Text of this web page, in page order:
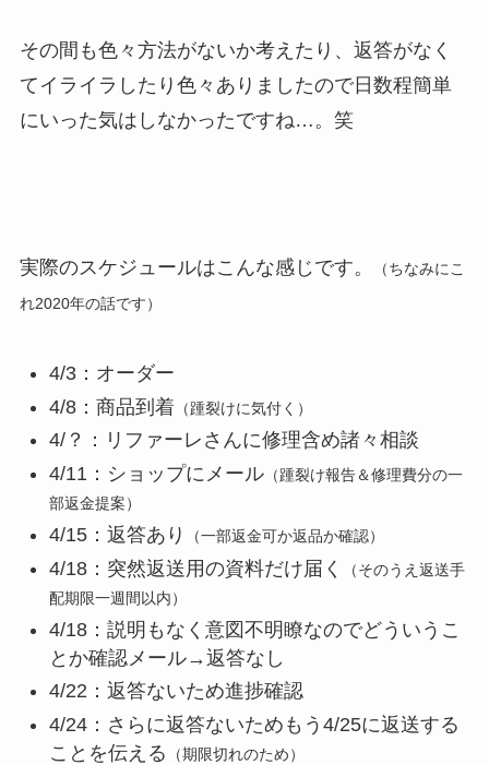
その間も色々方法がないか考えたり、返答がなく
てイライラしたり色々ありましたので日数程簡単
にいった気はしなかったですね…。笑
実際のスケジュールはこんな感じです。
（ちなみにこ
れ2020年の話です）
4/3：オーダー
4/8：商品到着（踵裂けに気付く）
4/？：リファーレさんに修理含め諸々相談
4/11：ショップにメール（踵裂け報告＆修理費分の一
部返金提案）
4/15：返答あり （一部返金可か返品か確認）
4/18：突然返送用の資料だけ届く
（そのうえ返送手
配期限一週間以内）
4/18：説明もなく意図不明瞭なのでどういうこ
とか確認メール→返答なし
4/22：返答ないため進捗確認
4/24：さらに返答ないためもう4/25に返送する
ことを伝える
（期限切れのため）